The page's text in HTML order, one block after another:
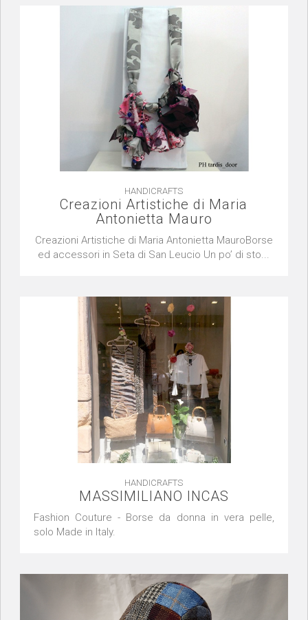
HANDICRAFTS
Creazioni Artistiche di Maria
Antonietta Mauro
Creazioni Artistiche di Maria Antonietta MauroBorse
ed accessori in Seta di San Leucio Un po’ di sto...
HANDICRAFTS
MASSIMILIANO INCAS
Fashion Couture - Borse da donna in vera pelle,
solo Made in Italy.